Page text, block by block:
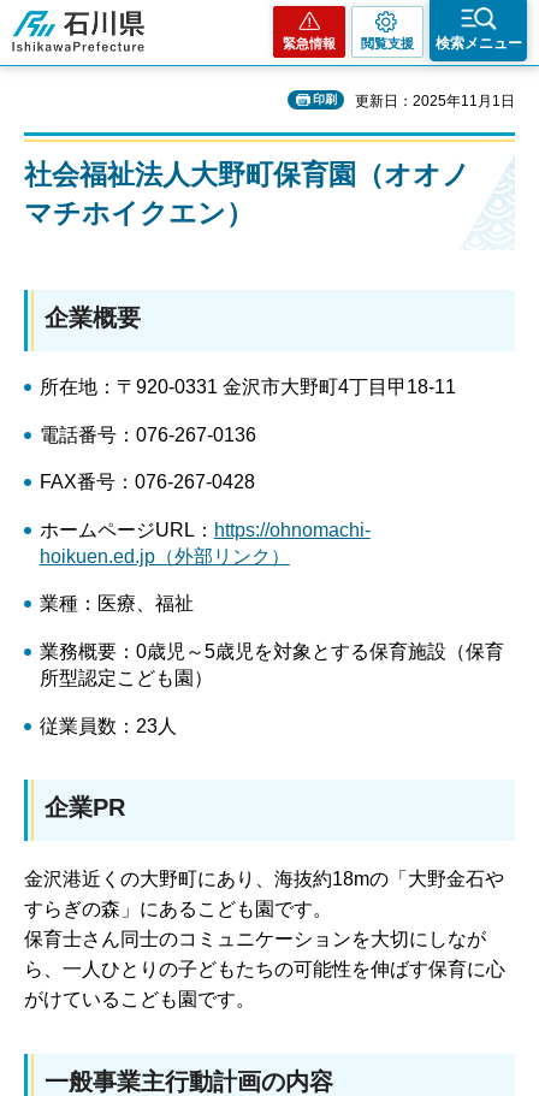
石川県
緊急情報 閲覧支援 検索メニュー
印刷 更新日：2025年11月1日
社会福祉法人大野町保育園（オオノ
マチホイクエン）
企業概要
所在地：〒920-0331 金沢市大野町4丁目甲18-11
電話番号：076-267-0136
FAX番号：076-267-0428
ホームページURL： https://ohnomachi-
hoikuen.ed.jp（外部リンク）
業種：医療、福祉
業務概要：0歳児～5歳児を対象とする保育施設（保育
所型認定こども園）
従業員数：23人
企業PR
金沢港近くの大野町にあり、海抜約18mの「大野金石や
すらぎの森」にあるこども園です。
保育士さん同士のコミュニケーションを大切にしなが
ら、一人ひとりの子どもたちの可能性を伸ばす保育に心
がけているこども園です。
一般事業主行動計画の内容